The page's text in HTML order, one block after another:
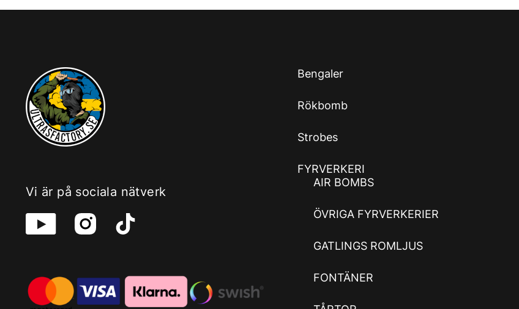
Vi är på sociala nätverk
Bengaler
Rökbomb
Strobes
FYRVERKERI
AIR BOMBS
ÖVRIGA FYRVERKERIER
GATLINGS ROMLJUS
FONTÄNER